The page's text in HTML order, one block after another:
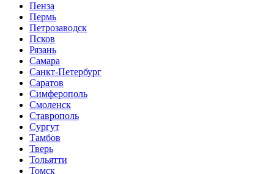
Пенза
Пермь
Петрозаводск
Псков
Рязань
Самара
Санкт-Петербург
Саратов
Симферополь
Смоленск
Ставрополь
Сургут
Тамбов
Тверь
Тольятти
Томск